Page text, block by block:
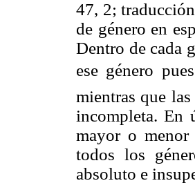
47, 2;
de género en
Dentro de cada
ese género
mientras que
incompleta. En
mayor o
todos los
absoluto e